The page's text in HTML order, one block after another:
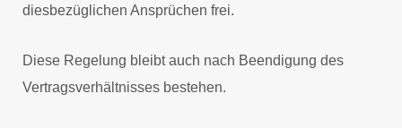
diesbezüglichen Ansprüchen frei.
Diese Regelung bleibt auch nach Beendigung des
Vertragsverhältnisses bestehen.